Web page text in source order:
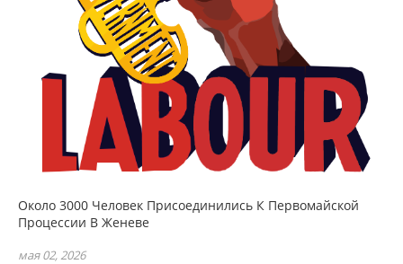
Около 3000 Человек Присоединились К Первомайской
Процессии В Женеве
мая 02, 2026